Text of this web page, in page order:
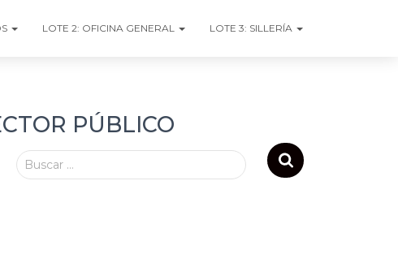
LOTE 2: OFICINA GENERAL LOTE 3: SILLERÍA
PÚBLICO
Buscar …